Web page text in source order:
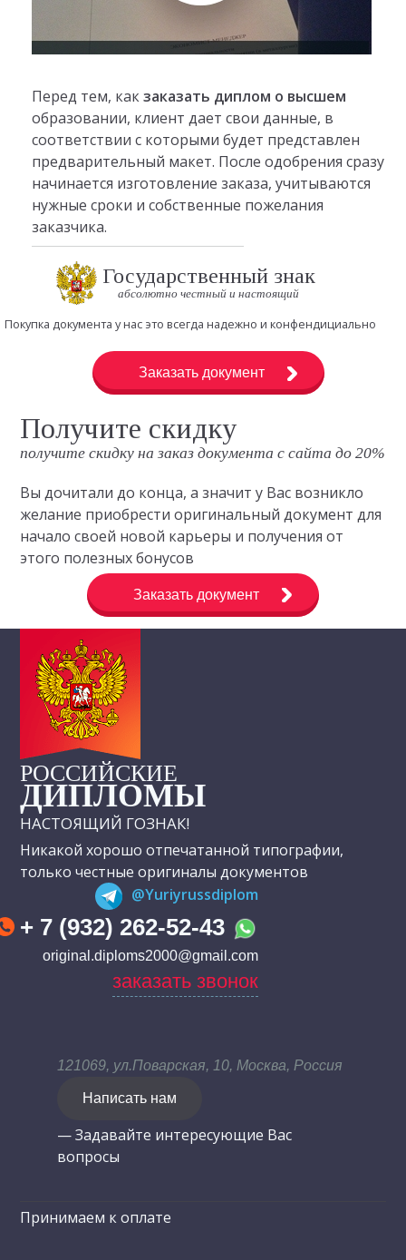
Перед тем, какзаказать диплом о высшем
образовании, клиент дает свои данные, в
соответствии с которыми будет представлен
предварительный макет. После одобрения сразу
начинается изготовление заказа, учитываются
нужные сроки и собственные пожелания
заказчика.
Государственный знак
абсолютно честный и настоящий
Покупка документа у нас это всегда надежно и конфендициально
Заказать документ
Получите скидку
получите скидку на заказ документа с сайта до 20%
Вы дочитали до конца, а значит у Вас возникло
желание приобрести оригинальный документ для
начало своей новой карьеры и получения от
этого полезных бонусов
Заказать документ
РОССИЙСКИЕ
ДИПЛОМЫ
НАСТОЯЩИЙ ГОЗНАК!
Никакой хорошо отпечатанной типографии,
только честные оригиналы документов
@Yuriyrussdiplom
+ 7 (932) 262-52-43
original.diploms2000@gmail.com
заказать звонок
121069, ул.Поварская, 10, Москва, Россия
Написать нам
— Задавайте интересующие Вас
вопросы
Принимаем к оплате